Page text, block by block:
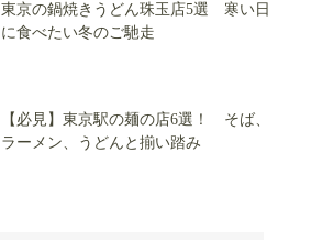
東京の鍋焼きうどん珠玉店5選 寒い日
に食べたい冬のご馳走
【必見】東京駅の麺の店6選！ そば、
ラーメン、うどんと揃い踏み